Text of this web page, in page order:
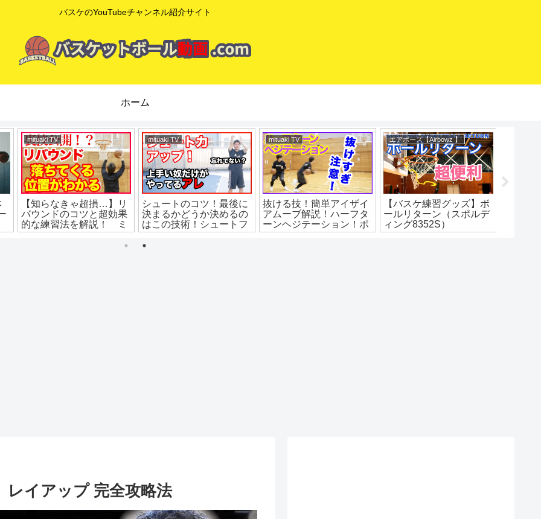
バスケのYouTubeチャンネル紹介サイト
ホーム
mituaki TV
【知らなきゃ超損…】リ
バウンドのコツと超効果
的な練習法を解説！ ミ
ニバス練習 ミニバス上
mituaki TV
シュートのコツ！最後に
決まるかどうか決めるの
はこの技術！シュートフ
ォロースルーの基本！バ
スケ練習方法！初心者で
mituaki TV
抜ける技！簡単アイザイ
アムーブ解説！ハーフタ
ーンヘジテーション！ポ
イントと練習法！バスケ
エアボーズ【Airbowz 】
【バスケ練習グッズ】ボ
ールリターン（スポルデ
ィング8352S）
SPALDING Basketball
レイアップ 完全攻略法